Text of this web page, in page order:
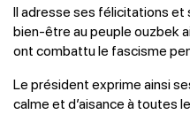
Il adresse ses félicitations
bien-être au peuple ouzbek
ont combattu le fascisme
Le président exprime ainsi
calme et d’aisance à toutes